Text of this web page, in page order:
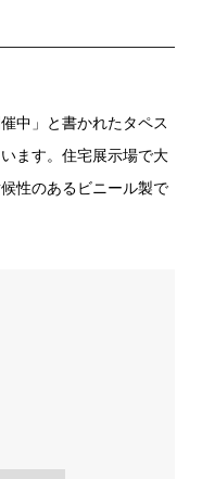
中」と書かれたタペス
ます。住宅展示場で大
性のあるビニール製で